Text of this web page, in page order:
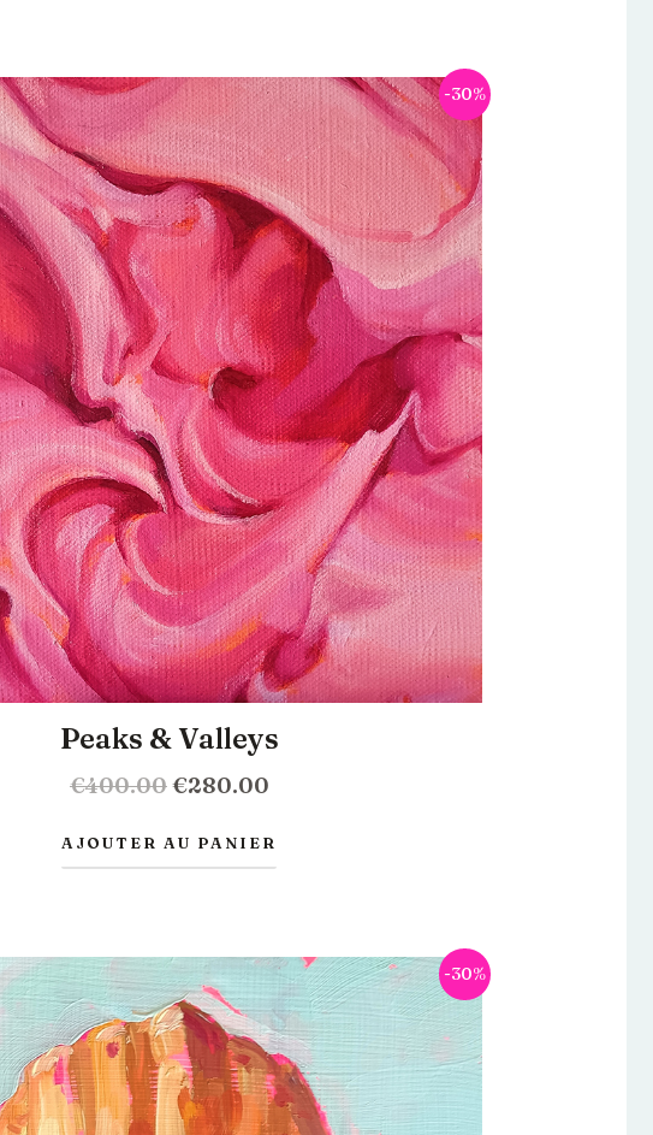
-30%
Peaks & Valleys
€400.00
Le
prix
initial
était :
€400.00.
€280.00
Le
prix
actuel
est :
€280.00.
AJOUTER AU PANIER
-30%
Le
prix
initial
était :
€295.00.
Le
prix
actuel
est :
€206.50.